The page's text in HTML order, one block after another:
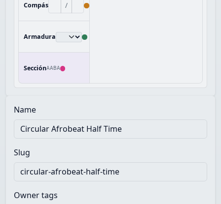
Compás /
Armadura
SecciónAABA
Name
Slug
Owner tags